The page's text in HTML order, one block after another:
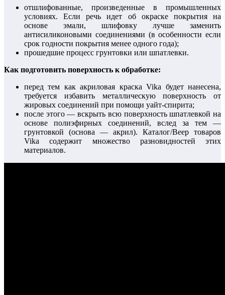
отшлифованные, произведенные в промышленных
условиях. Если речь идет об окраске покрытия на
основе эмали, шлифовку лучше заменить
антисиликоновыми соединениями (в особенности если
срок годности покрытия менее одного года);
прошедшие процесс грунтовки или шпатлевки.
Как подготовить поверхность к обработке:
перед тем как акриловая краска Vika будет нанесена,
требуется избавить металлическую поверхность от
жировых соединений при помощи уайт-спирита;
после этого — вскрыть всю поверхность шпатлевкой на
основе полиэфирных соединений, вслед за тем —
грунтовкой (основа — акрил). Каталог/Веер товаров
Vika содержит множество разновидностей этих
материалов.